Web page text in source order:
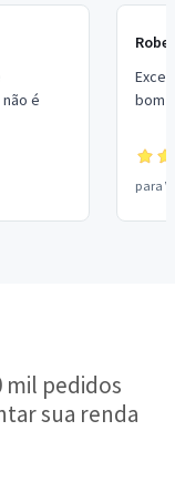
é
bom
para
mil pedidos
sua renda